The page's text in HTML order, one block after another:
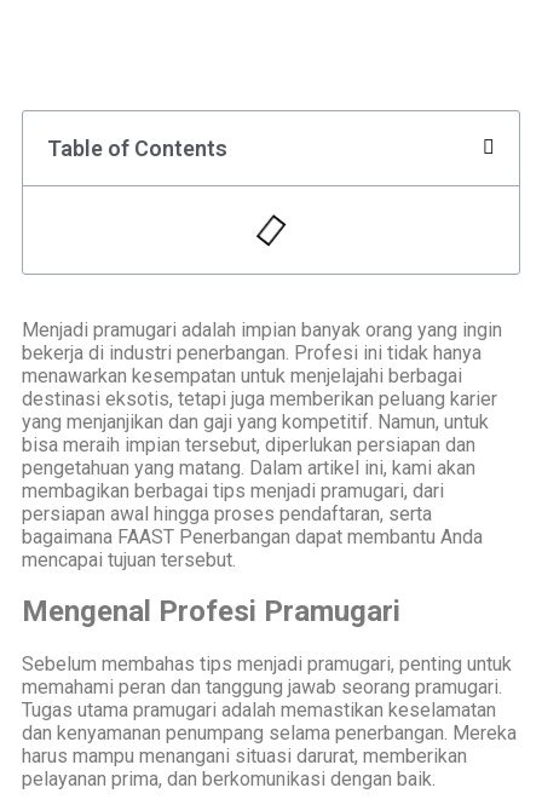
Table of Contents
Menjadi pramugari adalah impian banyak orang yang ingin
bekerja di industri penerbangan. Profesi ini tidak hanya
menawarkan kesempatan untuk menjelajahi berbagai
destinasi eksotis, tetapi juga memberikan peluang karier
yang menjanjikan dan gaji yang kompetitif. Namun, untuk
bisa meraih impian tersebut, diperlukan persiapan dan
pengetahuan yang matang. Dalam artikel ini, kami akan
membagikan berbagai tips menjadi pramugari, dari
persiapan awal hingga proses pendaftaran, serta
bagaimana FAAST Penerbangan dapat membantu Anda
mencapai tujuan tersebut.
Mengenal Profesi Pramugari
Sebelum membahas tips menjadi pramugari, penting untuk
memahami peran dan tanggung jawab seorang pramugari.
Tugas utama pramugari adalah memastikan keselamatan
dan kenyamanan penumpang selama penerbangan. Mereka
harus mampu menangani situasi darurat, memberikan
pelayanan prima, dan berkomunikasi dengan baik.